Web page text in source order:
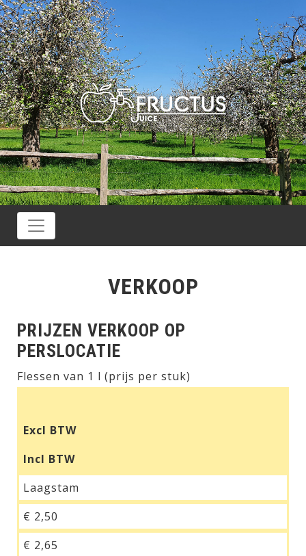
VERKOOP
PRIJZEN VERKOOP OP
PERSLOCATIE
Flessen van 1 l (prijs per stuk)
Excl BTW
Incl BTW
Laagstam
€ 2,50
€ 2,65